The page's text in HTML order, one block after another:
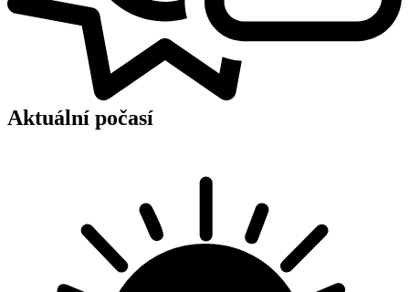
Aktuální počasí